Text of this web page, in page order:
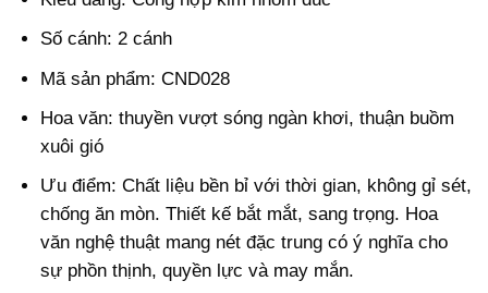
Số cánh: 2 cánh
Mã sản phẩm: CND028
Hoa văn: thuyền vượt sóng ngàn khơi, thuận buồm
xuôi gió
Ưu điểm: Chất liệu bền bỉ với thời gian, không gỉ sét,
chống ăn mòn. Thiết kế bắt mắt, sang trọng. Hoa
văn nghệ thuật mang nét đặc trung có ý nghĩa cho
sự phồn thịnh, quyền lực và may mắn.